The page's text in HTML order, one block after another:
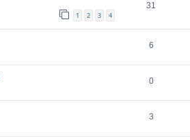
1 2 3 4
31
6
0
3